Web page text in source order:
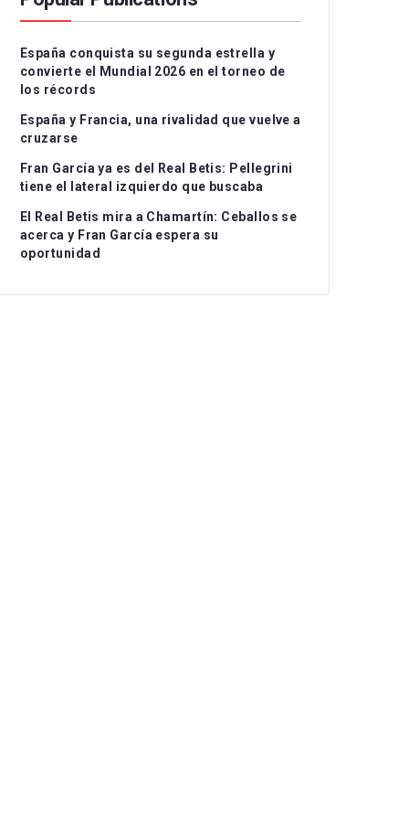
CD Teruel
CE Sabadell
CA Osasuna B
FC Barcelona Atlètic
CD Alcoyano
CD Atlético Baleares
Atlético de Madrid B
Recreativo Granada
Ligue 1
España conquista su segunda estrella y
convierte el Mundial 2026 en el torneo de
los récords
España y Francia, una rivalidad que vuelve a
cruzarse
Fran García ya es del Real Betis: Pellegrini
tiene el lateral izquierdo que buscaba
El Real Betis mira a Chamartín: Ceballos se
acerca y Fran García espera su
oportunidad